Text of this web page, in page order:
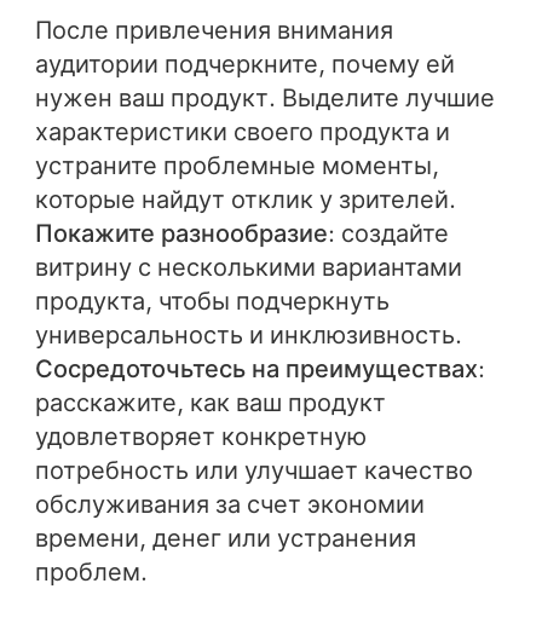
После привлечения внимания
аудитории подчеркните, почему ей
нужен ваш продукт. Выделите лучшие
характеристики своего продукта и
устраните проблемные моменты,
которые найдут отклик у зрителей.
Покажите разнообразие: создайте
витрину с несколькими вариантами
продукта, чтобы подчеркнуть
универсальность и инклюзивность.
Сосредоточьтесь на преимуществах:
расскажите, как ваш продукт
удовлетворяет конкретную
потребность или улучшает качество
обслуживания за счет экономии
времени, денег или устранения
проблем.